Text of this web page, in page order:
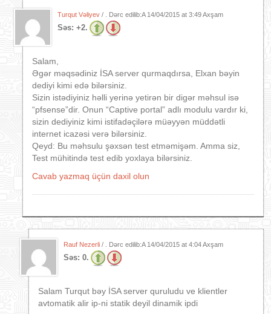
Turqut Vəliyev / . Dərc edilib:A 14/04/2015 at 3:49 Axşam
Səs: +2.
Salam,
Əgər məqsədiniz İSA server qurmaqdırsa, Elxan bəyin
dediyi kimi edə bilərsiniz.
Sizin istədiyiniz həlli yerinə yetirən bir digər məhsul isə
“pfsense”dir. Onun “Captive portal” adlı modulu vardır ki,
sizin dediyiniz kimi istifadəçilərə müəyyən müddətli
internet icazəsi verə bilərsiniz.
Qeyd: Bu məhsulu şəxsən test etməmişəm. Amma siz,
Test mühitində test edib yoxlaya bilərsiniz.
Cavab yazmaq üçün daxil olun
Rauf Nezerli / . Dərc edilib:A 14/04/2015 at 4:04 Axşam
Səs: 0.
Salam Turqut bəy İSA server quruludu ve klientler
avtomatik alir ip-ni statik deyil dinamik ipdi